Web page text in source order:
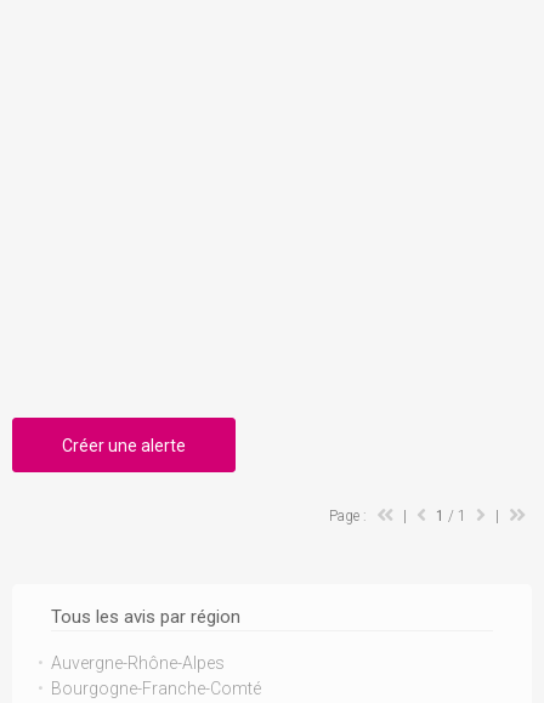
Tous les avis par région
Auvergne-Rhône-Alpes
Bourgogne-Franche-Comté
Créer une alerte
Page : 1 / 1